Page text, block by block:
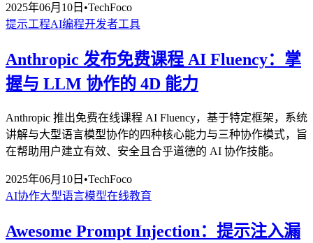
2025年06月10日 •TechFoco
提示工程AI编程开发者工具
Anthropic 发布免费课程 AI Fluency：掌
握与 LLM 协作的 4D 能力
Anthropic 推出免费在线课程 AI Fluency，基于特定框架，系统
讲解与大型语言模型协作的四种核心能力与三种协作模式，旨
在帮助用户建立有效、安全且合乎道德的 AI 协作技能。
2025年06月10日 •TechFoco
AI协作大型语言模型在线教育
Awesome Prompt Injection：提示注入漏